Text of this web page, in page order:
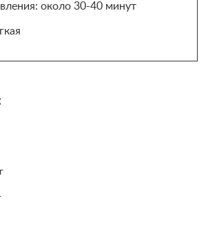
около 30-40 минут